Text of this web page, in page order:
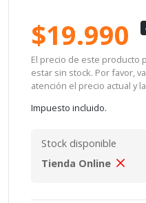
$19.990
El precio de este producto
estar sin stock. Por favor,
atención el precio actual y
Impuesto incluido.
Stock disponible
Tienda Online